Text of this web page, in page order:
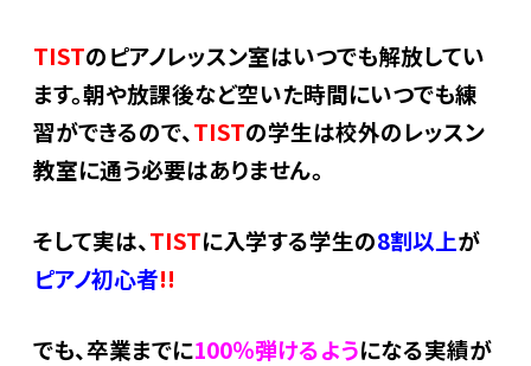
TISTのピアノレッスン室はいつでも解放してい
ます。朝や放課後など空いた時間にいつでも練
習ができるので、TISTの学生は校外のレッスン
教室に通う必要はありません。
そして実は、TISTに入学する学生の8割以上が
ピアノ初心者!!
でも、卒業までに100％弾けるようになる実績が